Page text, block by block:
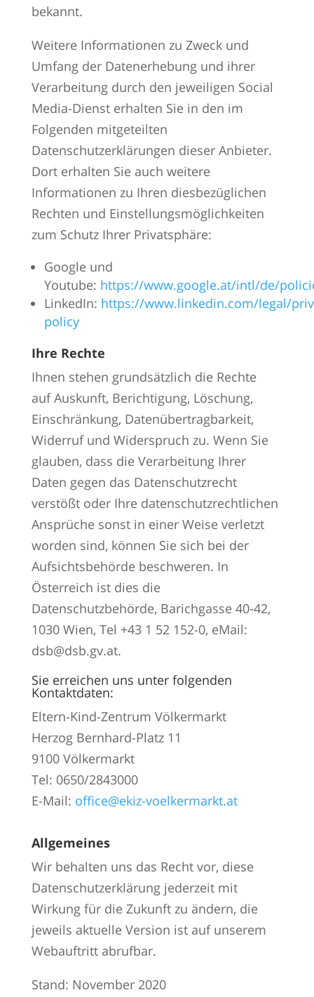
bekannt.
Weitere Informationen zu Zweck und
Umfang der Datenerhebung und ihrer
Verarbeitung durch den jeweiligen Social
Media-Dienst erhalten Sie in den im
Folgenden mitgeteilten
Datenschutzerklärungen dieser Anbieter.
Dort erhalten Sie auch weitere
Informationen zu Ihren diesbezüglichen
Rechten und Einstellungsmöglichkeiten
zum Schutz Ihrer Privatsphäre:
Google und
Youtube: https://www.google.at/intl/de/
LinkedIn: https://www.linkedin.com/legal/
policy
Ihre Rechte
Ihnen stehen grundsätzlich die Rechte
auf Auskunft, Berichtigung, Löschung,
Einschränkung, Datenübertragbarkeit,
Widerruf und Widerspruch zu. Wenn Sie
glauben, dass die Verarbeitung Ihrer
Daten gegen das Datenschutzrecht
verstößt oder Ihre datenschutzrechtlichen
Ansprüche sonst in einer Weise verletzt
worden sind, können Sie sich bei der
Aufsichtsbehörde beschweren. In
Österreich ist dies die
Datenschutzbehörde, Barichgasse 40-42,
1030 Wien, Tel +43 1 52 152-0, eMail:
dsb@dsb.gv.at.
Sie erreichen uns unter folgenden
Kontaktdaten:
Eltern-Kind-Zentrum Völkermarkt
Herzog Bernhard-Platz 11
9100 Völkermarkt
Tel: 0650/2843000
E-Mail: office@ekiz-voelkermarkt.at
Allgemeines
Wir behalten uns das Recht vor, diese
Datenschutzerklärung jederzeit mit
Wirkung für die Zukunft zu ändern, die
jeweils aktuelle Version ist auf unserem
Webauftritt abrufbar.
Stand: November 2020